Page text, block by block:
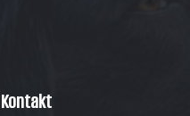
Kontakt